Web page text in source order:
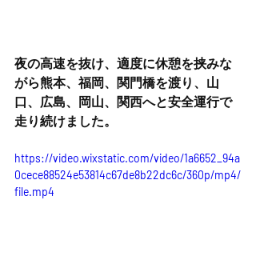
夜の高速を抜け、適度に休憩を挟みな
がら熊本、福岡、関門橋を渡り、山
口、広島、岡山、関西へと安全運行で
走り続けました。
https://video.wixstatic.com/video/1a6652_94a
0cece88524e53814c67de8b22dc6c/360p/mp4/
file.mp4